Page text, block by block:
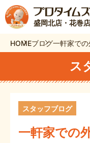
盛岡北店・花巻店
HOMEブログ一軒家で
ス
一軒家での
スタッフブログ